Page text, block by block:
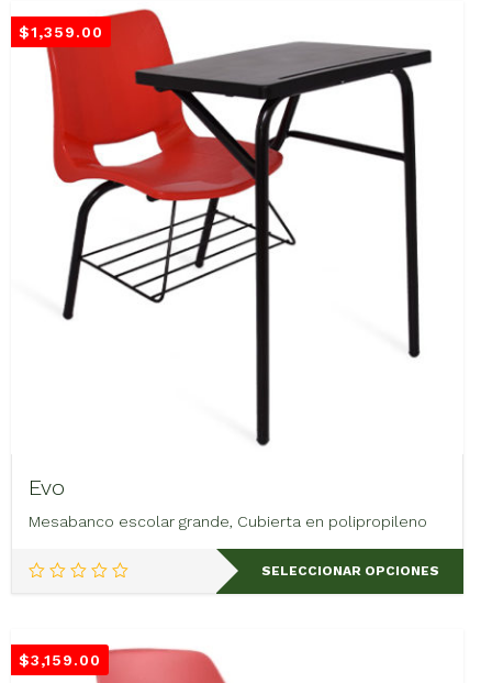
opciones
pueden
elegir
en
producto
$1,359.00
Evo
Mesabanco escolar grande, Cubierta en polipropileno
SELECCIONAR OPCIONES
Este
producto
Las
$3,159.00